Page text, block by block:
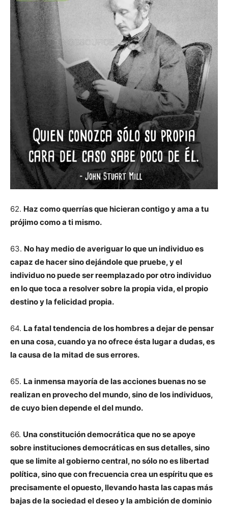
62. Haz como querrías que hicieran contigo y ama a tu
prójimo como a ti mismo.
63. No hay medio de averiguar lo que un individuo es
capaz de hacer sino dejándole que pruebe, y el
individuo no puede ser reemplazado por otro individuo
en lo que toca a resolver sobre la propia vida, el propio
destino y la felicidad propia.
64. La fatal tendencia de los hombres a dejar de pensar
en una cosa, cuando ya no ofrece ésta lugar a dudas, es
la causa de la mitad de sus errores.
65. La inmensa mayoría de las acciones buenas no se
realizan en provecho del mundo, sino de los individuos,
de cuyo bien depende el del mundo.
66. Una constitución democrática que no se apoye
sobre instituciones democráticas en sus detalles, sino
que se limite al gobierno central, no sólo no es libertad
política, sino que con frecuencia crea un espíritu que es
precisamente el opuesto, llevando hasta las capas más
bajas de la sociedad el deseo y la ambición de dominio